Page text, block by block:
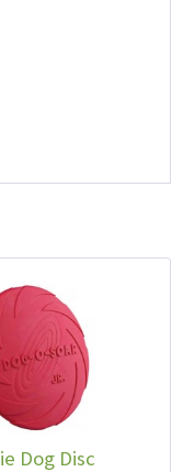
Dog Disc